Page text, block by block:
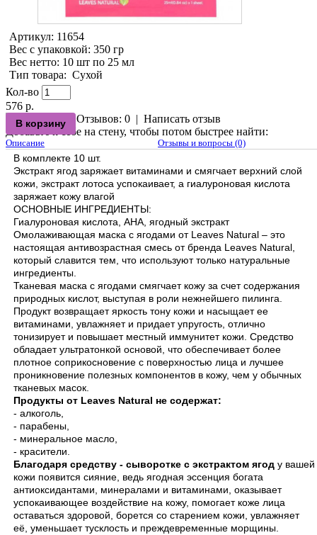
Артикул: 11654
Вес с упаковкой: 350 гр
Вес нетто: 10 шт по 25 мл
Тип товара: Сухой
Кол-во
576 р.
Отзывов: 0 | Написать отзыв
Добавьте к себе на стену, чтобы потом быстрее найти:
Описание Отзывы и вопросы (0)
В комплекте 10 шт.
Экстракт ягод заряжает витаминами и смягчает верхний слой
кожи, экстракт лотоса успокаивает, а гиалуроновая кислота
заряжает кожу влагой
ОСНОВНЫЕ ИНГРЕДИЕНТЫ:
Гиалуроновая кислота, AHA, ягодный экстракт
Омолаживающая маска с ягодами от Leaves Natural – это
настоящая антивозрастная смесь от бренда Leaves Natural,
который славится тем, что используют только натуральные
ингредиенты.
Тканевая маска с ягодами смягчает кожу за счет содержания
природных кислот, выступая в роли нежнейшего пилинга.
Продукт возвращает яркость тону кожи и насыщает ее
витаминами, увлажняет и придает упругость, отлично
тонизирует и повышает местный иммунитет кожи. Средство
обладает ультратонкой основой, что обеспечивает более
плотное соприкосновение с поверхностью лица и лучшее
проникновение полезных компонентов в кожу, чем у обычных
тканевых масок.
Продукты от Leaves Natural не содержат:
- алкоголь,
- парабены,
- минеральное масло,
- красители.
Благодаря средству - сыворотке с экстрактом ягод у вашей
кожи появится сияние, ведь ягодная эссенция богата
антиоксидантами, минералами и витаминами, оказывает
успокаивающее воздействие на кожу, помогает коже лица
оставаться здоровой, борется со старением кожи, увлажняет
её, уменьшает тусклость и преждевременные морщины.